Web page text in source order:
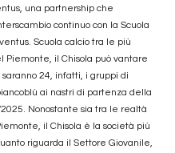
una partnership che
continuo con la Scuola
Scuola calcio tra le più
Piemonte, il Chisola può vantare
24, infatti, i gruppi di
ai nastri di partenza della
Nonostante sia tra le realtà
il Chisola è la società più
riguarda il Settore Giovanile,